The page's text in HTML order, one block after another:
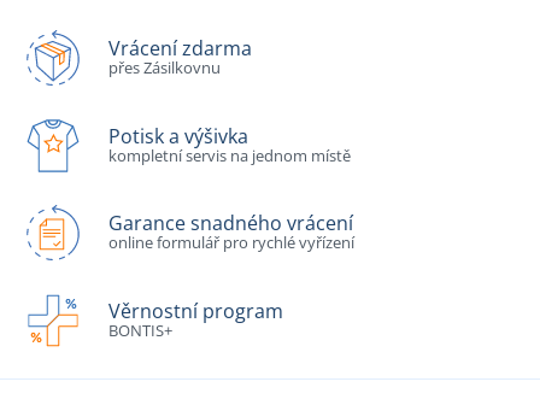
Vrácení zdarma
přes Zásilkovnu
Potisk a výšivka
kompletní servis na jednom místě
Garance snadného vrácení
online formulář pro rychlé vyřízení
Věrnostní program
BONTIS+